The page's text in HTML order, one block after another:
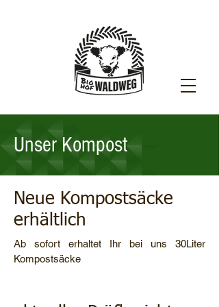
Unser Kompost
Neue Kompostsäcke
erhältlich
Ab sofort erhaltet Ihr bei uns 30Liter
Kompostsäcke